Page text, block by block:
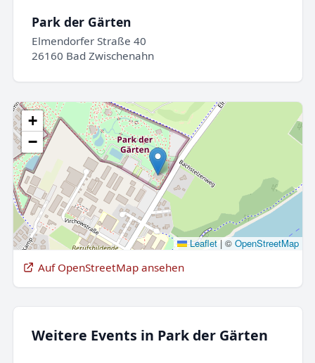
Park der Gärten
Elmendorfer Straße 40
26160 Bad Zwischenahn
+
−
Leaflet |© OpenStreetMap
Auf OpenStreetMap ansehen
Weitere Events in Park der Gärten